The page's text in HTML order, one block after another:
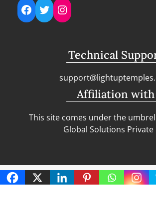
Facebook
TwitterInstagram
Technical
Affiliation with
This site comes under the
Global Solutions Private